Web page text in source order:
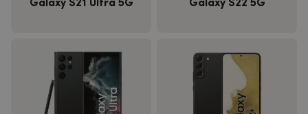
Galaxy S21 Ultra 5G Galaxy S22 5G